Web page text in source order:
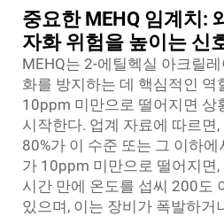
중요한 MEHQ 임계치:
자화 위험을 높이는 신
MEHQ는 2-에틸헥실 아크릴
화를 방지하는 데 핵심적인 역
10ppm 미만으로 떨어지면 상
시작한다. 업계 자료에 따르면
80%가 이 수준 또는 그 이하
가 10ppm 미만으로 떨어지면
시간 만에 온도를 섭씨 200도
있으며, 이는 장비가 폭발하거